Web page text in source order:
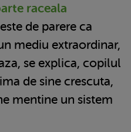
raceala
de parere ca
mediu extraordinar,
se explica, copilul
de sine crescuta,
mentine un sistem